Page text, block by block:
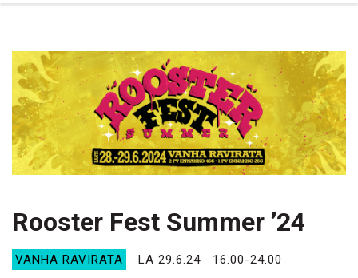
Rooster Fest Summer ’24
VANHA RAVIRATA LA 29.6.24
16.00-24.00